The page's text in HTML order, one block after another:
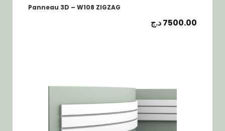
Panneau 3D – W108 ZIGZAG
7500.00د.ج